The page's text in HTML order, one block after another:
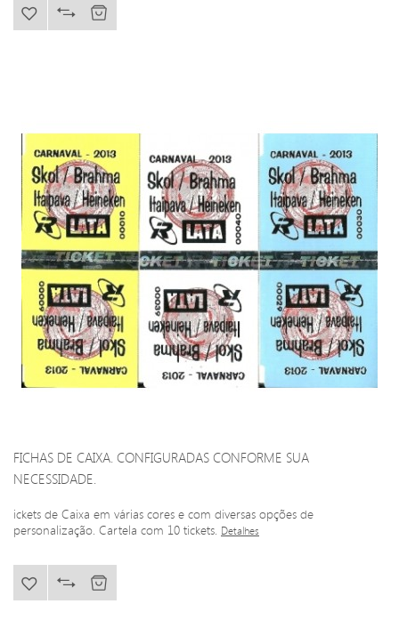
FICHAS DE CAIXA. CONFIGURADAS CONFORME SUA
NECESSIDADE.
ickets de Caixa em várias cores e com diversas opções de
personalização. Cartela com 10 tickets. Detalhes